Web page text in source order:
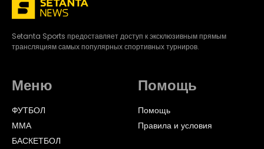
Setanta Sports предоставляет доступ к эксклюзивным прямым
трансляциям самых популярных спортивных турниров.
Меню
ФУТБОЛ
ММА
БАСКЕТБОЛ
Помощь
Помощь
Правила и условия